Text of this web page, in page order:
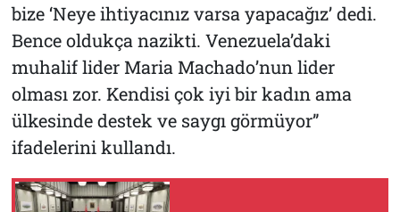
bize ‘Neye ihtiyacınız varsa yapacağız’ dedi.
Bence oldukça nazikti. Venezuela’daki
muhalif lider Maria Machado’nun lider
olması zor. Kendisi çok iyi bir kadın ama
ülkesinde destek ve saygı görmüyor”
ifadelerini kullandı.